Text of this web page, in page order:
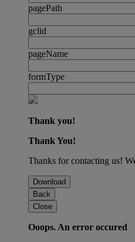
pagePath
gclid
pageName
formType
Thank you!
Thank You!
Thanks for contacting us!
Download
Back
Close
Ooops. An error occured